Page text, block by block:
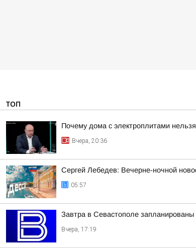
ТОП
Почему дома с электроплитами
Вчера, 20:36
Сергей Лебедев: Вечерне-ночной
05:57
Завтра в Севастополе запланированы
Вчера, 17:19